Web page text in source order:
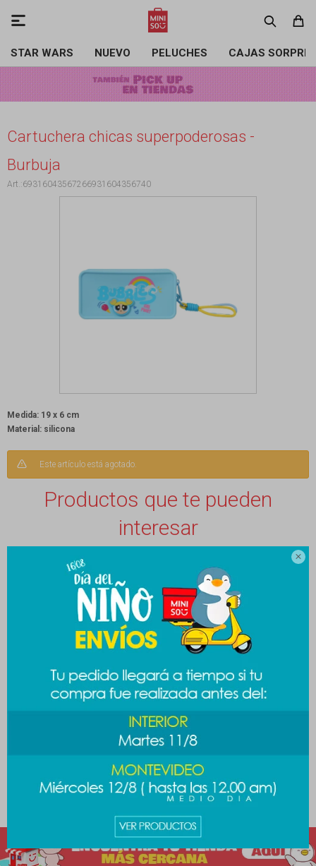

STAR WARS NUEVO PELUCHES CAJAS

Cartuchera chicas superpoderosas -
Burbuja
69316043567266931604356740
Medida: 19 x 6 cm
Material: silicona
Este artículo está agotado.
Productos que te pueden
interesar
Cartuchera plush
cariñositos - gruñon
$ 389